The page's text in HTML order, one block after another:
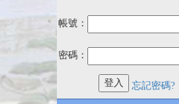
帳號：
密碼：
忘記密碼?